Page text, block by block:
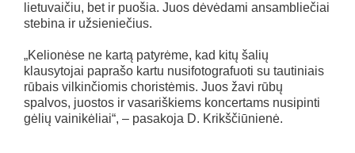
lietuvaičiu, bet ir puošia. Juos dėvėdami ansambliečiai
stebina ir užsieniečius.
„Kelionėse ne kartą patyrėme, kad kitų šalių
klausytojai paprašo kartu nusifotografuoti su tautiniais
rūbais vilkinčiomis choristėmis. Juos žavi rūbų
spalvos, juostos ir vasariškiems koncertams nusipinti
gėlių vainikėliai“, – pasakoja D. Krikščiūnienė.